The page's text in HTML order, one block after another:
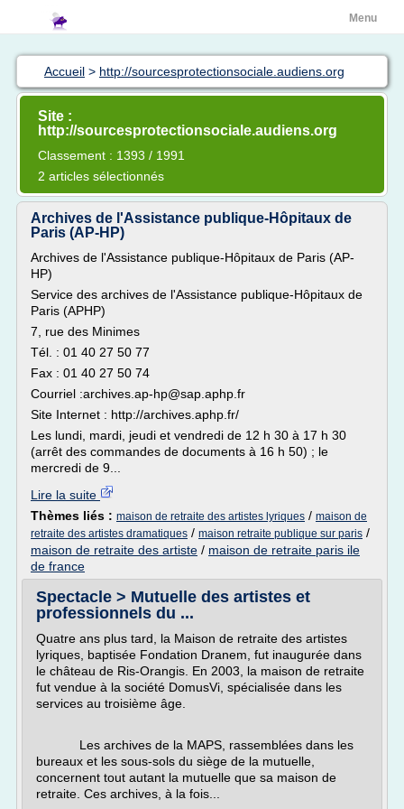
Menu
Accueil > http://sourcesprotectionsociale.audiens.org
Site :
http://sourcesprotectionsociale.audiens.org
Classement : 1393 / 1991
2 articles sélectionnés
Archives de l'Assistance publique-Hôpitaux de
Paris (AP-HP)
Archives de l'Assistance publique-Hôpitaux de Paris (AP-
HP)
Service des archives de l'Assistance publique-Hôpitaux de
Paris (APHP)
7, rue des Minimes
Tél. : 01 40 27 50 77
Fax : 01 40 27 50 74
Courriel :archives.ap-hp@sap.aphp.fr
Site Internet : http://archives.aphp.fr/
Les lundi, mardi, jeudi et vendredi de 12 h 30 à 17 h 30
(arrêt des commandes de documents à 16 h 50) ; le
mercredi de 9...
Lire la suite
Thèmes liés : maison de retraite des artistes lyriques / maison de
retraite des artistes dramatiques / maison retraite publique sur paris /
maison de retraite des artiste / maison de retraite paris ile
de france
Spectacle > Mutuelle des artistes et
professionnels du ...
Quatre ans plus tard, la Maison de retraite des artistes
lyriques, baptisée Fondation Dranem, fut inaugurée dans
le château de Ris-Orangis. En 2003, la maison de retraite
fut vendue à la société DomusVi, spécialisée dans les
services au troisième âge.
Les archives de la MAPS, rassemblées dans les
bureaux et les sous-sols du siège de la mutuelle,
concernent tout autant la mutuelle que sa maison de
retraite. Ces archives, à la fois...